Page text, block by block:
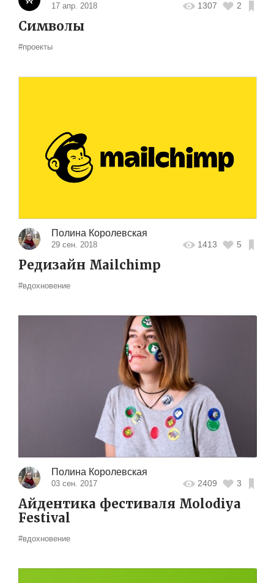
17 апр. 2018 1307 2
Символы
#проекты
Полина Королевская
29 сен. 2018 1413 5
Редизайн Mailchimp
#вдохновение
Полина Королевская
03 сен. 2017 2409 3
Айдентика фестиваля Molodiya
Festival
#вдохновение